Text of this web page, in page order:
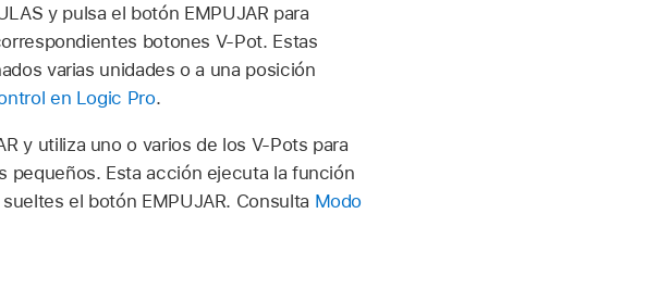
y pulsa el botón EMPUJAR para
botones V-Pot. Estas
varias unidades o a una posición
en Logic Pro.
y utiliza uno o varios de los V-Pots para
pequeños. Esta acción ejecuta la función
el botón EMPUJAR. Consulta Modo